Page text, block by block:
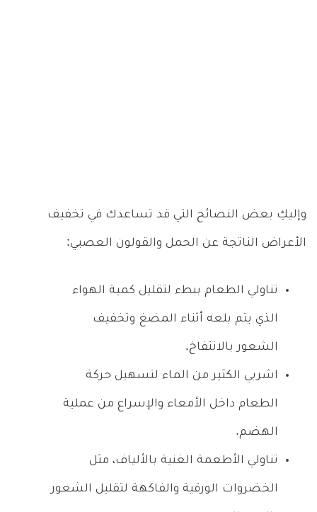
وإليكِ بعض النصائح التي قد تساعدك في تخفيف
الأعراض الناتجة عن الحمل والقولون العصبي:
تناولي الطعام ببطء لتقليل كمية الهواء
الذي يتم بلعه أثناء المضغ وتخفيف
الشعور بالانتفاخ.
اشربي الكثير من الماء لتسهيل حركة
الطعام داخل الأمعاء والإسراع من عملية
الهضم.
تناولي الأطعمة الغنية بالألياف، مثل
الخضروات الورقية والفاكهة لتقليل الشعور